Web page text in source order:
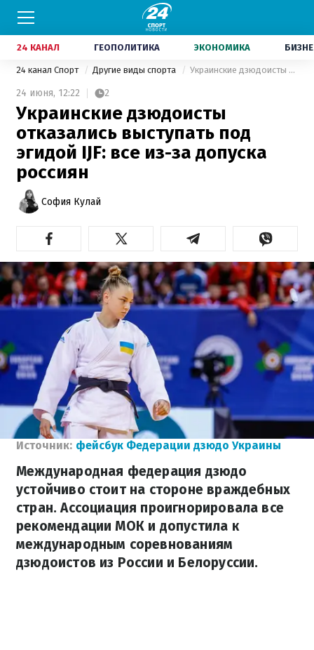
24 КАНАЛ ГЕОПОЛИТИКА ЭКОНОМИКА
24 канал Спорт Другие виды спорта Украинские дзюдоисты отказались выступать под эгидой IJF: все из-за допуска россиян
24 июня, 12:22 2
Украинские дзюдоисты
отказались выступать под
эгидой IJF: все из-за допуска
россиян
София Кулай
Источник: фейсбук Федерации дзюдо Украины
Международная федерация дзюдо
устойчиво стоит на стороне враждебных
стран. Ассоциация проигнорировала все
рекомендации МОК и допустила к
международным соревнованиям
дзюдоистов из России и Белоруссии.